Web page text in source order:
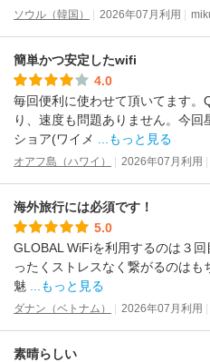
ソウル（韓国） 2026年07月利用
簡単かつ安定したwifi
4.0
毎回便利に使わせて頂いてます。
り、速度も問題ありません。今
ショア(ワイメ
...もっと見る
オアフ島（ハワイ） 2026年07月利用
海外旅行には必須です！
5.0
GLOBAL WiFiを利用するのは３
ったくストレスなく繋がるのはも
魅
...もっと見る
ダナン（ベトナム） 2026年07月利用
素晴らしい